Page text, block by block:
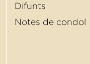
Difunts
Notes de condol